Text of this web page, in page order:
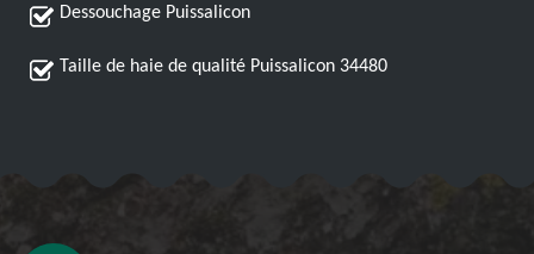
Dessouchage Puissalicon
Taille de haie de qualité Puissalicon 34480